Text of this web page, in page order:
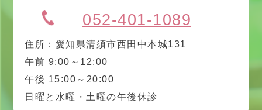
052-401-1089
住所：愛知県清須市西田中本城131
午前 9:00～12:00
午後 15:00～20:00
日曜と水曜・土曜の午後休診